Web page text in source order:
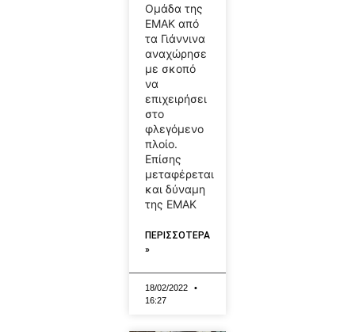
Ομάδα της
ΕΜΑΚ από
τα Γιάννινα
αναχώρησε
με σκοπό
να
επιχειρήσει
στο
φλεγόμενο
πλοίο.
Επίσης
μεταφέρεται
και δύναμη
της ΕΜΑΚ
ΠΕΡΙΣΣΟΤΕΡΑ
»
18/02/2022
16:27